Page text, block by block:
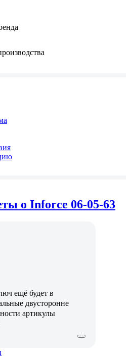
о Inforce 06-05-63
ещё будет в
двусторонне
артикулы